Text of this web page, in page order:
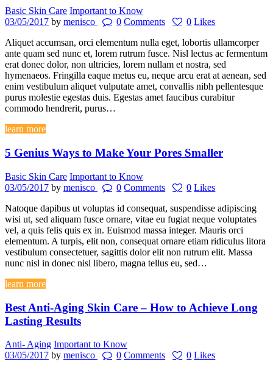
Basic Skin Care Important to Know
03/05/2017 by menisco 0 Comments 0 Likes
Aliquet accumsan, orci elementum nulla eget, lobortis ullamcorper
ante quam sed nunc et, lorem rutrum fusce. Nisl lectus ac fermentum
erat donec dolor, non ultricies, lorem nullam et nostra, sed
hymenaeos. Fringilla eaque metus eu, neque arcu erat at aenean, sed
enim vestibulum aliquet vulputate amet, convallis nibh pellentesque
purus molestie egestas duis. Egestas amet faucibus curabitur
commodo hendrerit, purus…
learn more
5 Genius Ways to Make Your Pores Smaller
Basic Skin Care Important to Know
03/05/2017 by menisco 0 Comments 0 Likes
Natoque dapibus ut voluptas id consequat, suspendisse adipiscing
wisi ut, sed aliquam fusce ornare, vitae eu fugiat neque voluptates
vel, a quis felis quis ex in. Euismod massa integer. Mauris orci
elementum. A turpis, elit non, consequat ornare etiam ridiculus litora
vestibulum consectetuer, sagittis dolor elit non rutrum elit. Massa
nunc nisl in donec nisl libero, magna tellus eu, sed…
learn more
Best Anti-Aging Skin Care – How to Achieve Long
Lasting Results
Anti- Aging Important to Know
03/05/2017 by menisco 0 Comments 0 Likes